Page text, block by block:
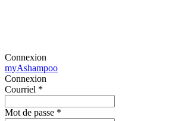
Connexion
myAshampoo
Connexion
Courriel *
Mot de passe *